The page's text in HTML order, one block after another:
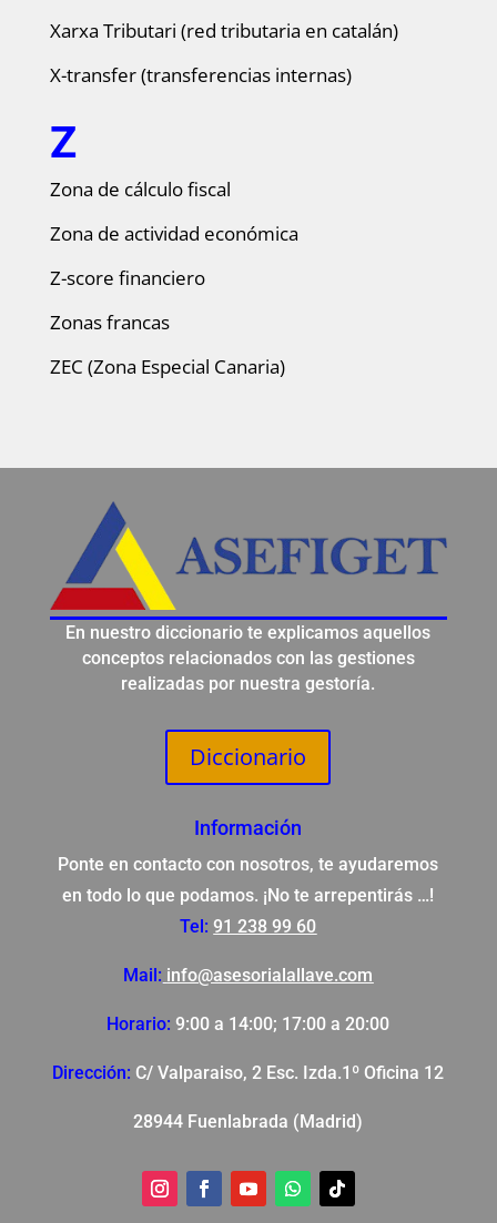
Xarxa Tributari (red tributaria en catalán)
X-transfer (transferencias internas)
Z
Zona de cálculo fiscal
Zona de actividad económica
Z-score financiero
Zonas francas
ZEC (Zona Especial Canaria)
En nuestro diccionario te explicamos aquellos
conceptos relacionados con las gestiones
realizadas por nuestra gestoría.
Diccionario
Información
Ponte en contacto con nosotros, te ayudaremos
en todo lo que podamos. ¡No te arrepentirás …!
Tel: 91 238 99 60
Mail: info@asesorialallave.com
Horario: 9:00 a 14:00; 17:00 a 20:00
Dirección: C/ Valparaiso, 2 Esc. Izda.1º Oficina 12
28944 Fuenlabrada (Madrid)